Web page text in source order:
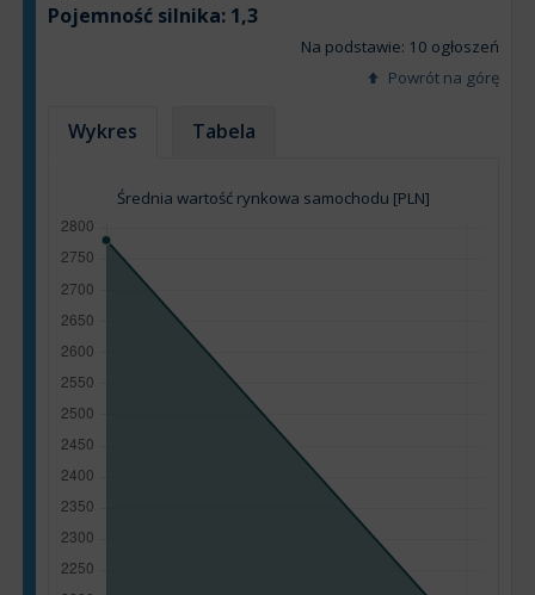
Pojemność silnika: 1,3
Na podstawie: 10 ogłoszeń
Powrót na górę
Wykres Tabela
Średnia wartość rynkowa samochodu [PLN]